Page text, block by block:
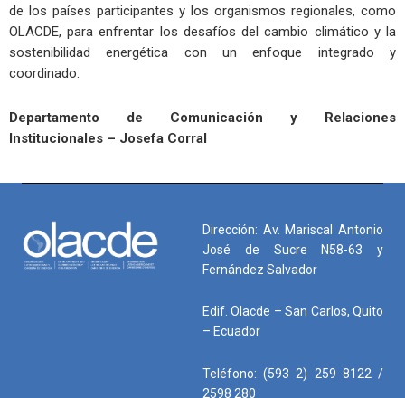
de los países participantes y los organismos regionales, como
OLACDE, para enfrentar los desafíos del cambio climático y la
sostenibilidad energética con un enfoque integrado y
coordinado.
Departamento de Comunicación y Relaciones
Institucionales – Josefa Corral
Dirección: Av. Mariscal Antonio
José de Sucre N58-63 y
Fernández Salvador
Edif. Olacde – San Carlos, Quito
– Ecuador
Teléfono: (593 2) 259 8122 /
2598 280